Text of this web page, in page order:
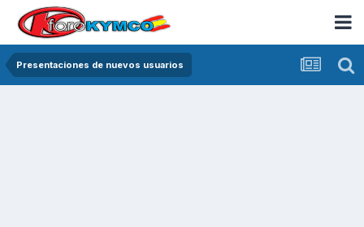
Presentaciones de nuevos usuarios